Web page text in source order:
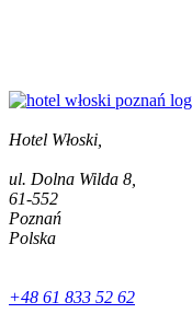
Hotel Włoski,
ul. Dolna Wilda 8,
61-552
Poznań
Polska
+48 61 833 52 62